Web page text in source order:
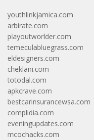
youthlinkjamica.com
arbirate.com
playoutworlder.com
temeculabluegrass.com
eldesigners.com
cheklani.com
totodal.com
apkcrave.com
bestcarinsurancewsa.com
complidia.com
eveningupdates.com
mcochacks.com